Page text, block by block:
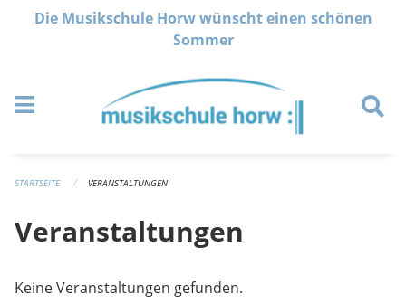
Navigation überspringen
Die Musikschule Horw wünscht einen schönen
Sommer
STARTSEITE VERANSTALTUNGEN
Veranstaltungen
Keine Veranstaltungen gefunden.